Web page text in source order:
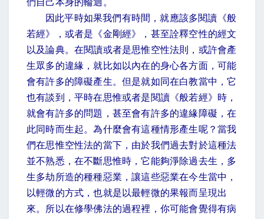
們自己本身的輪迴。
因此平時如果我們有時間，就應該多閱讀《般
若經》，或者是《金剛經》，甚至詮釋空性的經文
以及論典。在閱讀或者是思惟空性法則，或許會產
生眾多的違緣，就比如以內在的身心各方面，可能
會有許多的障礙產生。但是就如同在白教當中，它
也有談到，平時在思惟或者是閱讀《般若經》時，
就會有許多的問題，甚至會有許多的違緣障礙，在
此同時而生起。為什麼會有這種情形產生呢？當我
們在思惟空性法的當下，由於我們過去對於這種法
並不熟悉，在不斷思惟時，它能夠淨除過去生，多
生多劫所造的種種惡業，讓這些惡業在今生當中，
以輕微的方式，也就是以最輕微的果報而呈現出
來。所以在修學佛法的過程裡，你可能會覺得有病